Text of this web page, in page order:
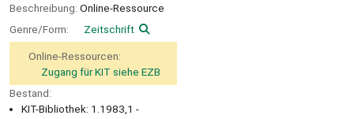
Beschreibung: Online-Ressource
Genre/Form:
Zeitschrift
Online-Ressourcen:
Zugang für KIT siehe EZB
Bestand:
KIT-Bibliothek: 1.1983,1 -